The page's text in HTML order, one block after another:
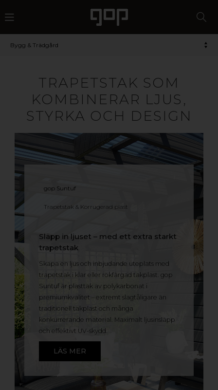
Bygg & Trädgård
TRAPETSTAK SOM
KOMBINERAR LJUS,
STYRKA OCH DESIGN
gop Suntuf
Trapetstak & Korrugerad plast
Släpp in ljuset – med ett extra starkt
trapetstak
Skapa en ljus och inbjudande uteplats med
trapetstak i klar eller rökfärgad takplast. gop
Suntuf är plasttak av polykarbonat i
premiumkvalitet – extremt slagtåligare än
traditionell takplast och många
konkurrerande material. Maximalt ljusinsläpp
och effektivt UV-skydd.
LÄS MER